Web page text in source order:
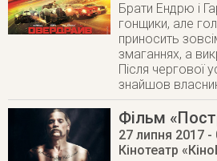
Брати Ендрю і
гонщики, але
приносить
змаганнях, а
Після чергової
знайшов
Фільм
27 липня 2017 -
Кінотеатр